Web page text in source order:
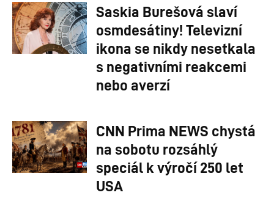
Saskia Burešová slaví
osmdesátiny! Televizní
ikona se nikdy nesetkala
s negativními reakcemi
nebo averzí
CNN Prima NEWS chystá
na sobotu rozsáhlý
speciál k výročí 250 let
USA